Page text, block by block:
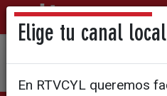
Elige tu canal
En RTVCYL queremos